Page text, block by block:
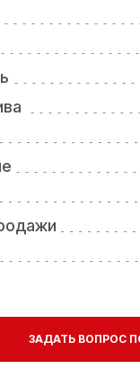
ЗАДАТЬ ВОПРОС